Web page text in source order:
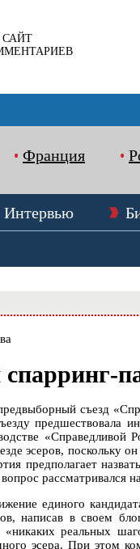
Франция
Интервью
съезд
предшествовала
эсеров,
предполагает
рассматривался
единого
написав в своем
«никаких реальных
эсера. При этом